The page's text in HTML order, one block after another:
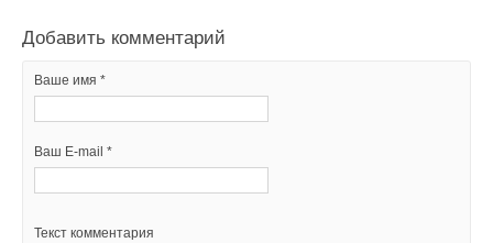
Добавить комментарий
Ваше имя *
Ваш E-mail *
Текст комментария
Текст комментария